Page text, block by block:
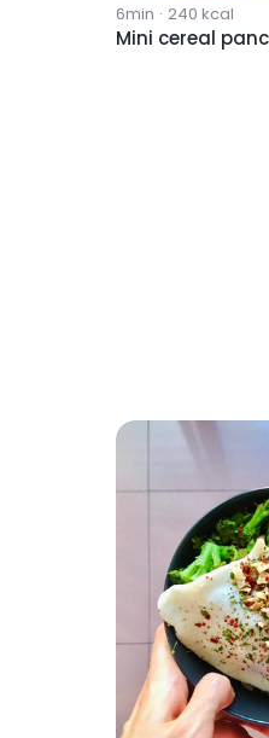
6min · 240 kcal
Mini cereal